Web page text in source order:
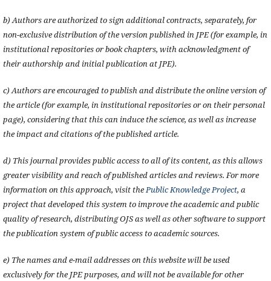
b) Authors are authorized to sign additional contracts, separately, for
non-exclusive distribution of the version published in JPE (for example, in
institutional repositories or book chapters, with acknowledgment of
their authorship and initial publication at JPE).
c) Authors are encouraged to publish and distribute the online version of
the article (for example, in institutional repositories or on their personal
page), considering that this can induce the science, as well as increase
the impact and citations of the published article.
d) This journal provides public access to all of its content, as this allows
greater visibility and reach of published articles and reviews. For more
information on this approach, visit thePublic Knowledge Project, a
project that developed this system to improve the academic and public
quality of research, distributing OJS as well as other software to support
the publication system of public access to academic sources.
e) The names and e-mail addresses on this website will be used
exclusively for the JPE purposes, and will not be available for other